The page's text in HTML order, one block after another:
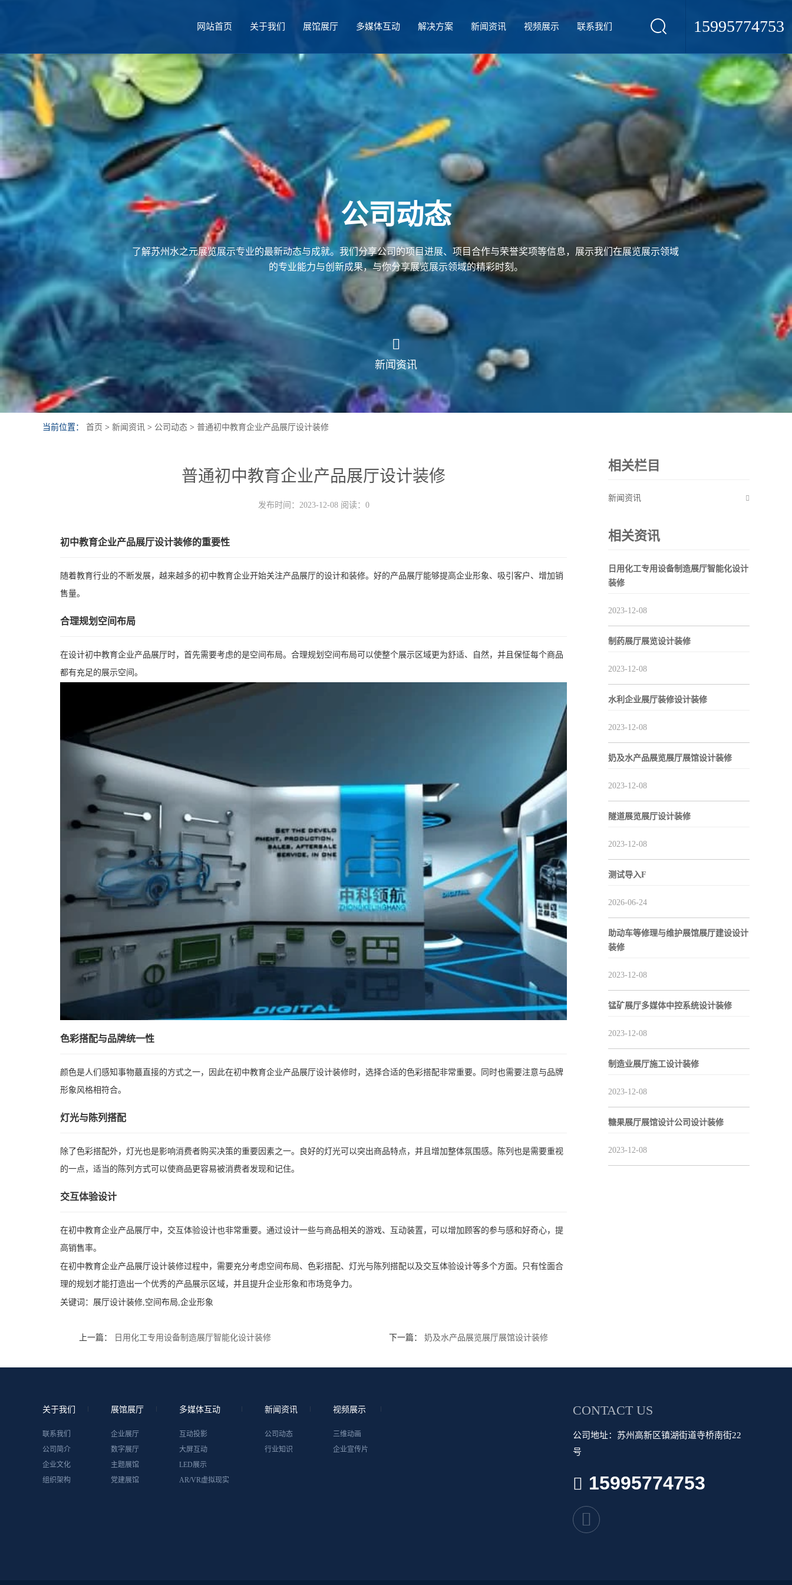
15995774753
网站首页 关于我们 展馆展厅 多媒体互动 解决方案 新闻资讯 视频展示 联系我们
公司动态
了解苏州水之元展览展示专业的最新动态与成就。我们分享公司的项目进展、项目合作与荣誉奖项等信息，展示我们在展览展示领域
的专业能力与创新成果，与你分享展览展示领域的精彩时刻。
新闻资讯
当前位置： 首页 > 新闻资讯 > 公司动态 > 普通初中教育企业产品展厅设计装修
普通初中教育企业产品展厅设计装修
发布时间：2023-12-08 阅读：0
初中教育企业产品展厅设计装修的重要性
随着教育行业的不断发展，越来越多的初中教育企业开始关注产品展厅的设计和装修。好的产品展厅能够提高企业形象、吸引客户、增加销
售量。
合理规划空间布局
在设计初中教育企业产品展厅时，首先需要考虑的是空间布局。合理规划空间布局可以使整个展示区域更为舒适、自然，并且保怔每个商品
都有充足的展示空间。
色彩搭配与品牌统一性
颜色是人们感知事物蕞直接的方式之一，因此在初中教育企业产品展厅设计装修时，选择合适的色彩搭配非常重要。同时也需要注意与品牌
形象风格相符合。
灯光与陈列搭配
除了色彩搭配外，灯光也是影响消费者购买决策的重要因素之一。良好的灯光可以突出商品特点，并且增加整体氛围感。陈列也是需要重视
的一点，适当的陈列方式可以使商品更容易被消费者发现和记住。
交互体验设计
在初中教育企业产品展厅中，交互体验设计也非常重要。通过设计一些与商品相关的游戏、互动装置，可以增加顾客的参与感和好奇心，提
高销售率。
在初中教育企业产品展厅设计装修过程中，需要充分考虑空间布局、色彩搭配、灯光与陈列搭配以及交互体验设计等多个方面。只有恮面合
理的规划才能打造出一个优秀的产品展示区域，并且提升企业形象和市场竞争力。
关键词： 展厅设计装修,空间布局,企业形象
上一篇： 日用化工专用设备制造展厅智能化设计装修 下一篇： 奶及水产品展览展厅展馆设计装修
相关栏目
新闻资讯
相关资讯
日用化工专用设备制造展厅智能化设计
装修
2023-12-08
制药展厅展览设计装修
2023-12-08
水利企业展厅装修设计装修
2023-12-08
奶及水产品展览展厅展馆设计装修
2023-12-08
隧道展览展厅设计装修
2023-12-08
测试导入F
2026-06-24
助动车等修理与维护展馆展厅建设设计
装修
2023-12-08
锰矿展厅多媒体中控系统设计装修
2023-12-08
制造业展厅施工设计装修
2023-12-08
糖果展厅展馆设计公司设计装修
2023-12-08
关于我们
联系我们
公司简介
企业文化
组织架构
展馆展厅
企业展厅
数字展厅
主题展馆
党建展馆
多媒体互动
互动投影
大屏互动
LED展示
AR/VR虚拟现实
新闻资讯
公司动态
行业知识
视频展示
三维动画
企业宣传片
CONTACT US
公司地址：苏州高新区镇湖街道寺桥南街22
号
15995774753